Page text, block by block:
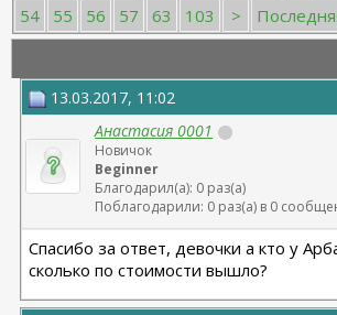
54
55 56 57 63 103 >
13.03.2017, 11:02
Анастасия 0001
Новичок
Beginner
Благодарил(а): 0 раз(а)
Поблагодарили: 0 раз(а) в 0
Спасибо за ответ, девочки а кто у
сколько по стоимости вышло?